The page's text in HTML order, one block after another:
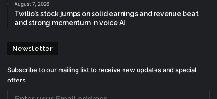
August 7, 2026
Twilio’s stock jumps on solid earnings and revenue beat
and strong momentum in voice AI
Newsletter
Subscribe to our mailing list to receive new updates and special
offers